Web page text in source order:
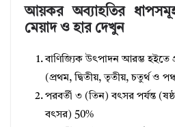
আয়কর অব্যাহতির
মেয়াদ ও হার দেখুন
বাণিজ্যিক উৎপাদন আরম্ভ হইতে
(প্রথম, দ্বিতীয়, তৃতীয়, চতুর্থ ও
পরবর্তী ৩ (তিন) বৎসর পর্যন্ত
বৎসর) 50%